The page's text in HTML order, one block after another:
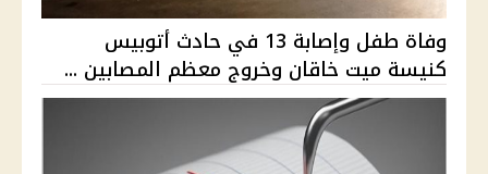
وفاة طفل وإصابة 13 في حادث أتوبيس
كنيسة ميت خاقان وخروج معظم المصابين ...